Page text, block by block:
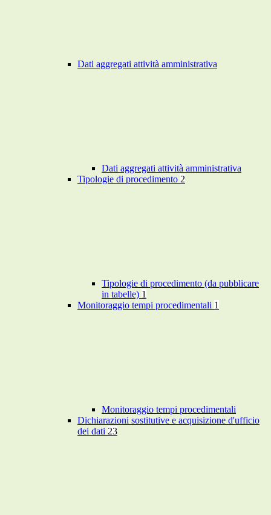
Dati aggregati attività amministrativa
Dati aggregati attività amministrativa
Tipologie di procedimento 2
Tipologie di procedimento (da pubblicare
in tabelle) 1
Monitoraggio tempi procedimentali 1
Monitoraggio tempi procedimentali
Dichiarazioni sostitutive e acquisizione d'ufficio
dei dati 23